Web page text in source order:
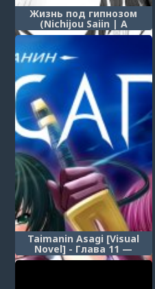
Жизнь под гипнозом
(Nichijou Saiin | A
Hypnotically Lewd Daily-
Taimanin Asagi [Visual
Novel] - Глава 11 —
Наказание унижением —